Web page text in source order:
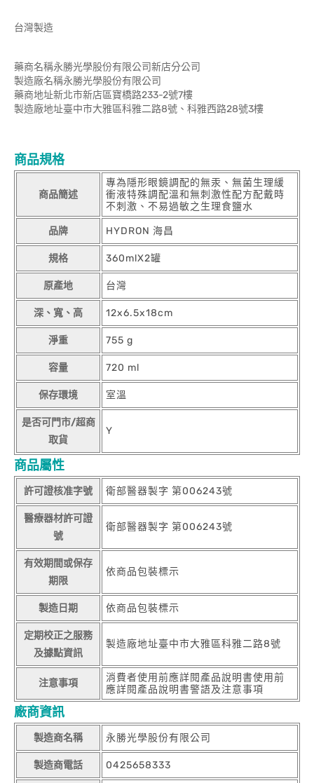
台灣製造
藥商名稱永勝光學股份有限公司新店分公司
製造廠名稱永勝光學股份有限公司
藥商地址新北市新店區寶橋路233-2號7樓
製造廠地址臺中市大雅區科雅二路8號、科雅西路28號3樓
商品規格
商品簡述
專為隱形眼鏡調配的無汞、無菌生理緩
衝液特殊調配溫和無刺激性配方配戴時
不刺激、不易過敏之生理食鹽水
品牌 HYDRON 海昌
規格 360mlX2罐
原產地 台灣
深、寬、高 12x6.5x18cm
淨重 755 g
容量 720 ml
保存環境 室溫
是否可門市/超商
取貨
Y
商品屬性
許可證核准字號 衛部醫器製字 第006243號
醫療器材許可證
號
衛部醫器製字 第006243號
有效期間或保存
期限
依商品包裝標示
製造日期 依商品包裝標示
定期校正之服務
及據點資訊
製造廠地址臺中市大雅區科雅二路8號
注意事項
消費者使用前應詳閱產品說明書使用前
應詳閱產品說明書警語及注意事項
廠商資訊
製造商名稱 永勝光學股份有限公司
製造商電話 0425658333